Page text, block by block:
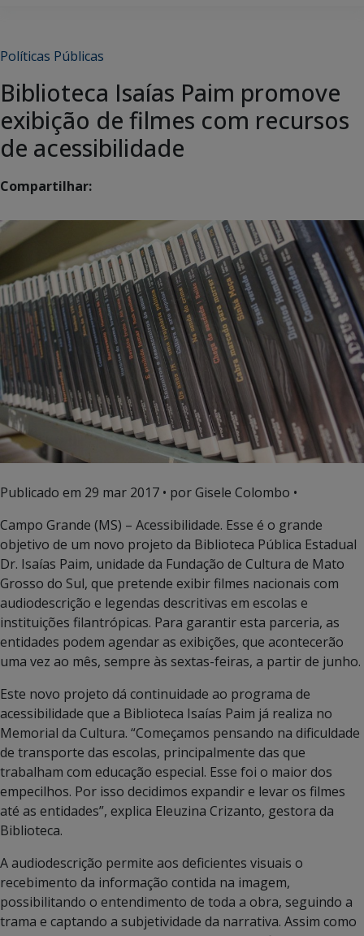
Políticas Públicas
Biblioteca Isaías Paim promove
exibição de filmes com recursos
de acessibilidade
Compartilhar:
Publicado em 29 mar 2017 • por Gisele Colombo •
Campo Grande (MS) – Acessibilidade. Esse é o grande
objetivo de um novo projeto da Biblioteca Pública Estadual
Dr. Isaías Paim, unidade da Fundação de Cultura de Mato
Grosso do Sul, que pretende exibir filmes nacionais com
audiodescrição e legendas descritivas em escolas e
instituições filantrópicas. Para garantir esta parceria, as
entidades podem agendar as exibições, que acontecerão
uma vez ao mês, sempre às sextas-feiras, a partir de junho.
Este novo projeto dá continuidade ao programa de
acessibilidade que a Biblioteca Isaías Paim já realiza no
Memorial da Cultura. “Começamos pensando na dificuldade
de transporte das escolas, principalmente das que
trabalham com educação especial. Esse foi o maior dos
empecilhos. Por isso decidimos expandir e levar os filmes
até as entidades”, explica Eleuzina Crizanto, gestora da
Biblioteca.
A audiodescrição permite aos deficientes visuais o
recebimento da informação contida na imagem,
possibilitando o entendimento de toda a obra, seguindo a
trama e captando a subjetividade da narrativa. Assim como